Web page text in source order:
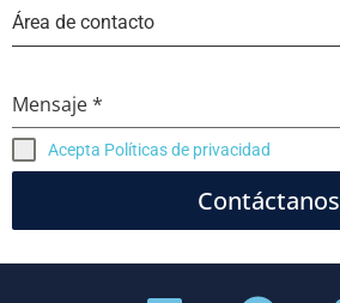
Área de contacto
Mensaje*
Acepta Políticas de privacidad
Contáctanos